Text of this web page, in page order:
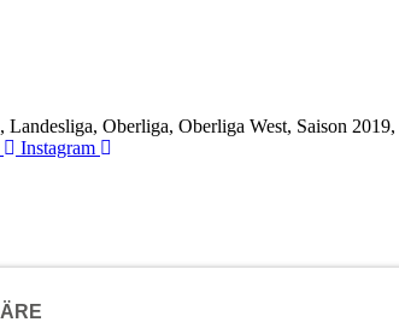
, Landesliga, Oberliga, Oberliga West, Saison 2019,
Instagram